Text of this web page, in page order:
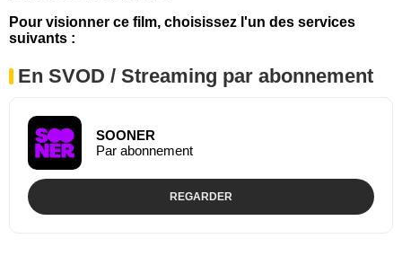
Pour visionner ce film, choisissez l'un des services
suivants :
En SVOD / Streaming par abonnement
SOONER
Par abonnement
REGARDER